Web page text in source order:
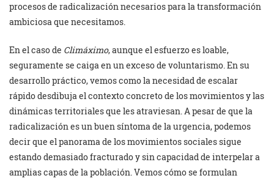
procesos de radicalización necesarios para la transformación
ambiciosa que necesitamos.
En el caso de Climáximo, aunque el esfuerzo es loable,
seguramente se caiga en un exceso de voluntarismo. En su
desarrollo práctico, vemos como la necesidad de escalar
rápido desdibuja el contexto concreto de los movimientos y las
dinámicas territoriales que les atraviesan. A pesar de que la
radicalización es un buen síntoma de la urgencia, podemos
decir que el panorama de los movimientos sociales sigue
estando demasiado fracturado y sin capacidad de interpelar a
amplias capas de la población. Vemos cómo se formulan